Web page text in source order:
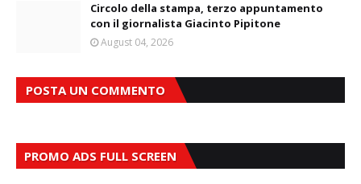
Circolo della stampa, terzo appuntamento
con il giornalista Giacinto Pipitone
August 04, 2026
POSTA UN COMMENTO
PROMO ADS FULL SCREEN